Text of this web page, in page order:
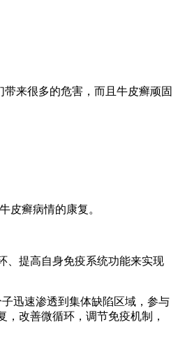
来很多的危害，而且牛皮癣顽固
皮癣病情的康复。
、提高自身免疫系统功能来实现
迅速渗透到集体缺陷区域，参与
改善微循环，调节免疫机制，